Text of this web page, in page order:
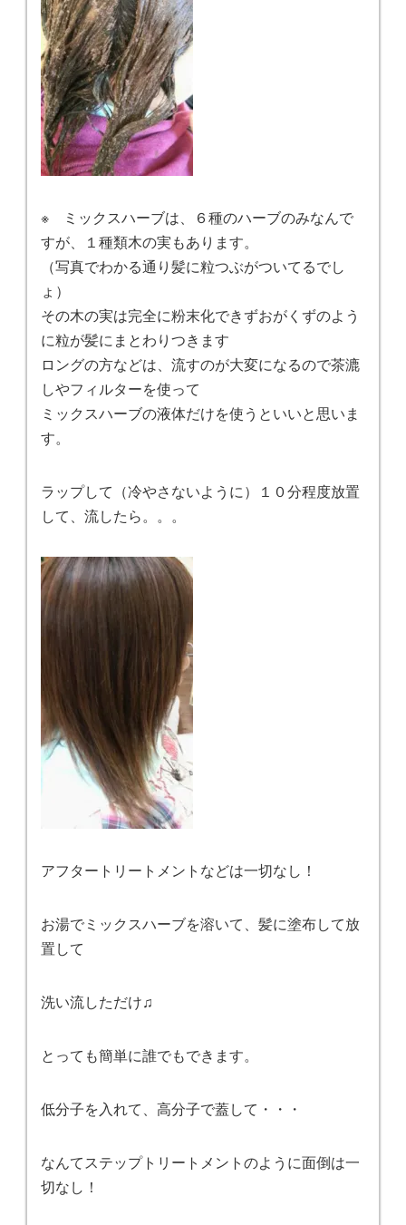
※ ミックスハーブは、６種のハーブのみなんで
すが、１種類木の実もあります。
（写真でわかる通り髪に粒つぶがついてるでし
ょ）
その木の実は完全に粉末化できずおがくずのよう
に粒が髪にまとわりつきます
ロングの方などは、流すのが大変になるので茶漉
しやフィルターを使って
ミックスハーブの液体だけを使うといいと思いま
す。
ラップして（冷やさないように）１０分程度放置
して、流したら。。。
アフタートリートメントなどは一切なし！
お湯でミックスハーブを溶いて、髪に塗布して放
置して
洗い流しただけ♫
とっても簡単に誰でもできます。
低分子を入れて、高分子で蓋して・・・
なんてステップトリートメントのように面倒は一
切なし！